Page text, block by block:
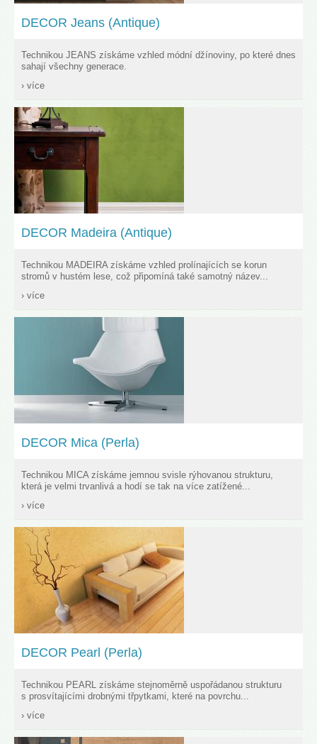
DECOR Jeans (Antique)
Technikou JEANS získáme vzhled módní džínoviny, po které dnes
sahají všechny generace.
› více
DECOR Madeira (Antique)
Technikou MADEIRA získáme vzhled prolínajících se korun
stromů v hustém lese, což připomíná také samotný název...
› více
DECOR Mica (Perla)
Technikou MICA získáme jemnou svisle rýhovanou strukturu,
která je velmi trvanlivá a hodí se tak na více zatížené...
› více
DECOR Pearl (Perla)
Technikou PEARL získáme stejnoměrně uspořádanou strukturu
s prosvítajícími drobnými třpytkami, které na povrchu...
› více